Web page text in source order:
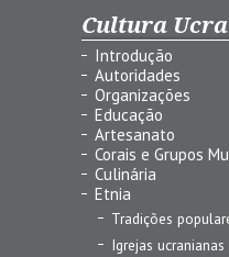
Cultura
Introdução
Autoridades
Organizações
Educação
Artesanato
Corais e Grupos
Culinária
Etnia
Tradições
Igrejas ucranianas